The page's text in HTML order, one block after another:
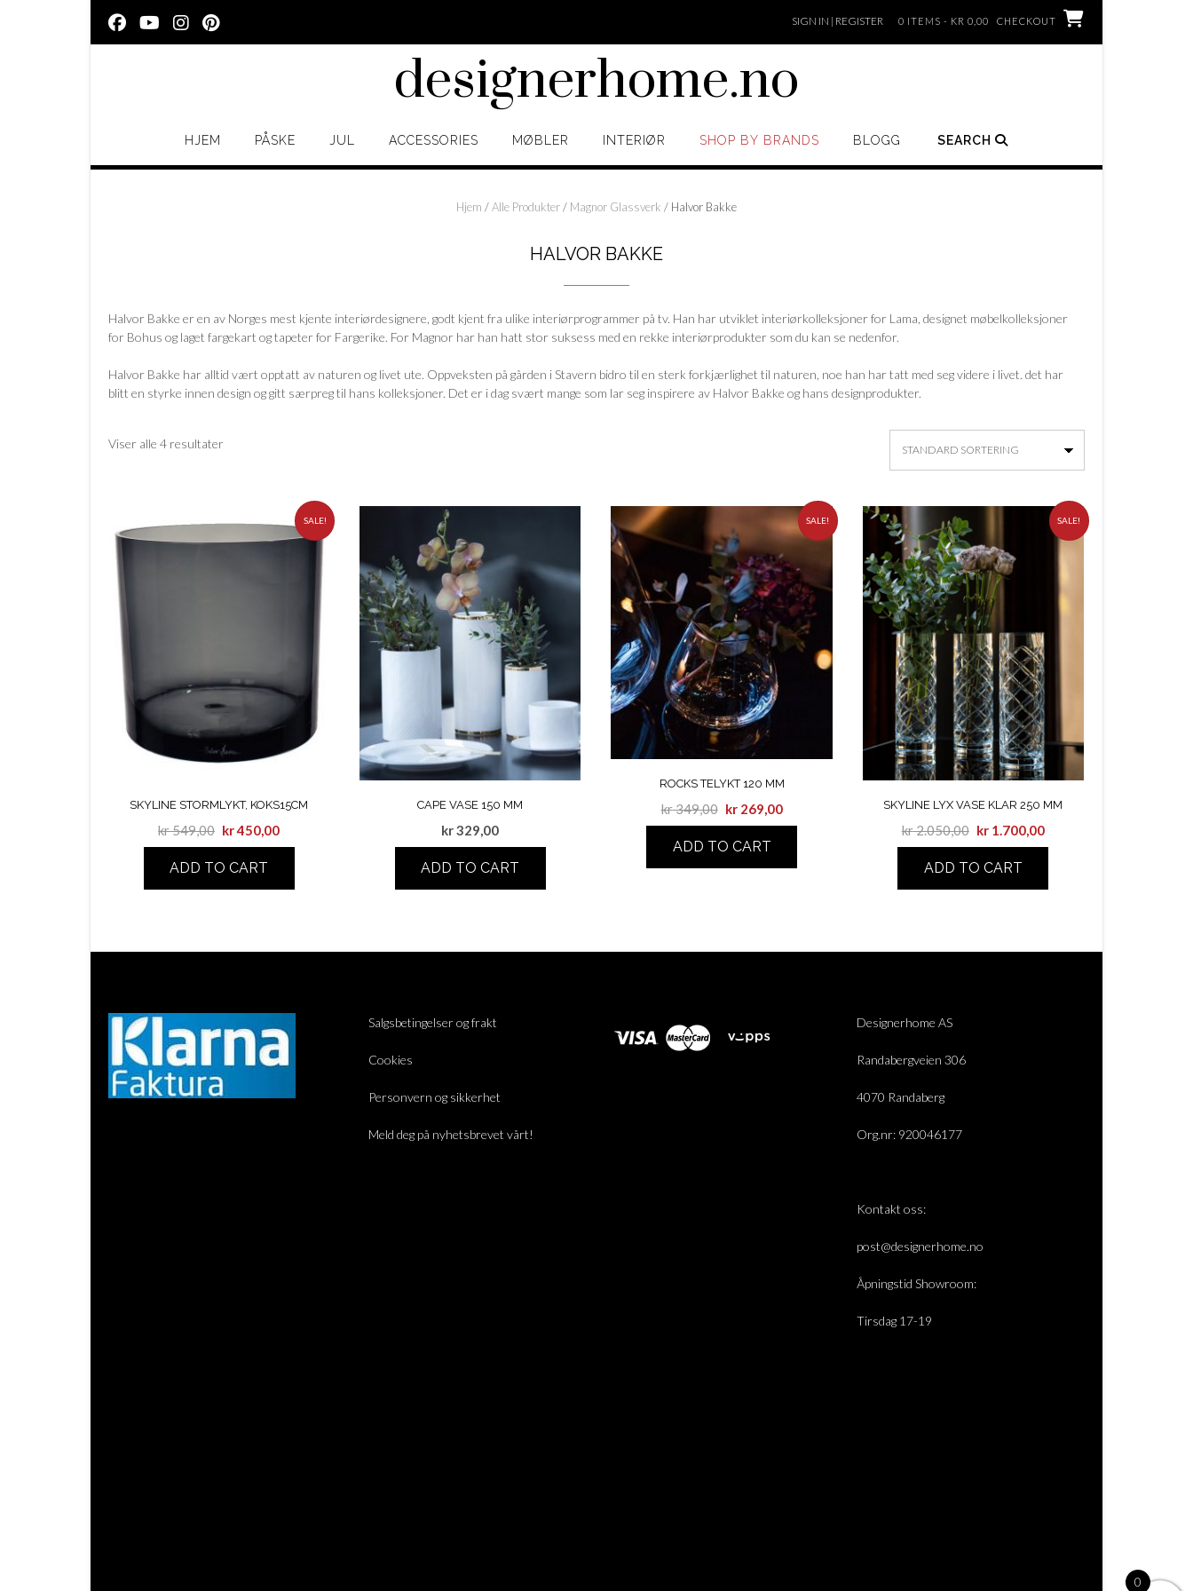
SIGN IN | REGISTER 0 ITEMS - KR 0,00 CHECKOUT
designerhome.no
HJEM PÅSKE JUL ACCESSORIES MØBLER INTERIØR SHOP BY BRANDS BLOGG SEARCH
Hjem /Alle Produkter/ Magnor Glassverk / Halvor Bakke
HALVOR BAKKE
Halvor Bakke er en av Norges mest kjente interiørdesignere, godt kjent fra ulike interiørprogrammer på tv. Han har utviklet interiørkolleksjoner for Lama, designet møbelkolleksjoner
for Bohus og laget fargekart og tapeter for Fargerike. For Magnor har han hatt stor suksess med en rekke interiørprodukter som du kan se nedenfor.
Halvor Bakke har alltid vært opptatt av naturen og livet ute. Oppveksten på gården i Stavern bidro til en sterk forkjærlighet til naturen, noe han har tatt med seg videre i livet. det har
blitt en styrke innen design og gitt særpreg til hans kolleksjoner. Det er i dag svært mange som lar seg inspirere av Halvor Bakke og hans designprodukter.
Viser alle 4 resultater
SALE!
SKYLINE STORMLYKT, KOKS15CM
kr549,00 kr450,00
ADD TO CART
CAPE VASE 150 MM
kr329,00
ADD TO CART
SALE!
ROCKS TELYKT 120 MM
kr349,00 kr269,00
ADD TO CART
SALE!
SKYLINE LYX VASE KLAR 250 MM
kr2.050,00 kr1.700,00
ADD TO CART
Salgsbetingelser og frakt
Cookies
Personvern og sikkerhet
Meld deg på nyhetsbrevet vårt!
Designerhome AS
Randabergveien 306
4070 Randaberg
Org.nr: 920046177
Kontakt oss:
post@designerhome.no
Åpningstid Showroom:
Tirsdag 17-19
0